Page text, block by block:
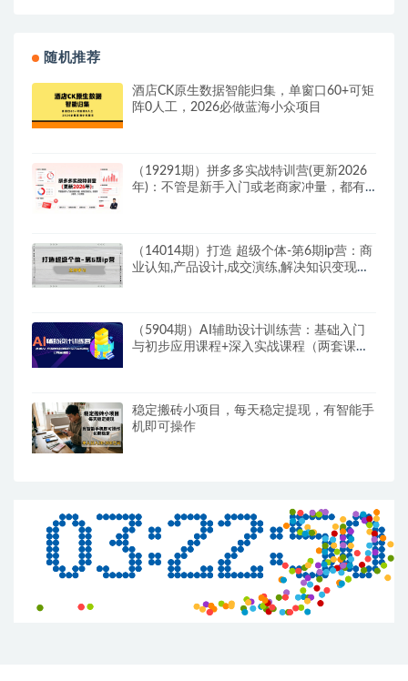
随机推荐
酒店CK原生数据智能归集，单窗口60+可矩
阵0人工，2026必做蓝海小众项目
（19291期）拼多多实战特训营(更新2026
年)：不管是新手入门或老商家冲量，都有
（14014期）打造 超级个体-第6期ip营：商
业认知,产品设计,成交演练,解决知识变现难
（5904期）AI辅助设计训练营：基础入门
与初步应用课程+深入实战课程（两套课
稳定搬砖小项目，每天稳定提现，有智能手
机即可操作